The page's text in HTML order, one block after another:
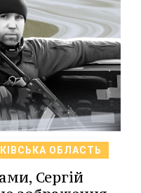
ОБЛАСТЬ
Сергій